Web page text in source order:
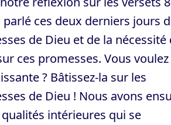
parlé ces deux derniers jours
de Dieu et de la nécessité
ces promesses. Vous voulez
? Bâtissez-la sur les
de Dieu ! Nous avons
intérieures qui se